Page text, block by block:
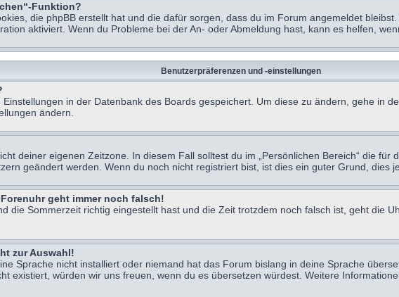
Funktion?
die phpBB erstellt hat und die dafür sorgen, dass du im Forum angemeldet
aktiviert. Wenn du Probleme bei der An- oder Abmeldung hast, kann es helfen,
Benutzerpräferenzen und -einstellungen
in der Datenbank des Boards gespeichert. Um diese zu ändern, gehe in
ändern.
deiner eigenen Zeitzone. In diesem Fall solltest du im „Persönlichen Bereich“ die
geändert werden. Wenn du noch nicht registriert bist, ist dies ein guter Grund, dies
geht immer noch falsch!
die Sommerzeit richtig eingestellt hast und die Zeit trotzdem noch falsch ist, geht die
zur Auswahl!
Sprache nicht installiert oder niemand hat das Forum bislang in deine Sprache
existiert, würden wir uns freuen, wenn du es übersetzen würdest. Weitere